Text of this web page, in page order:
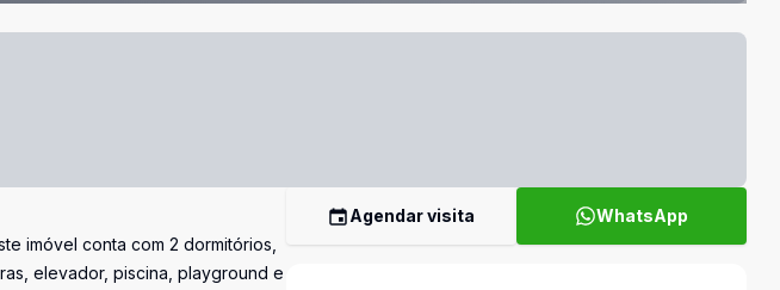
imóvel conta com 2 dormitórios,
elevador, piscina, playground e
Agendar visita WhatsApp